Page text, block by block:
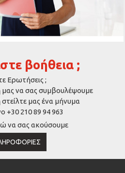
βοήθεια ;
Ερωτήσεις ;
μας να σας συμβουλέψουμε
μας ένα μήνυμα
+30 210 89 94 963
να σας ακούσουμε